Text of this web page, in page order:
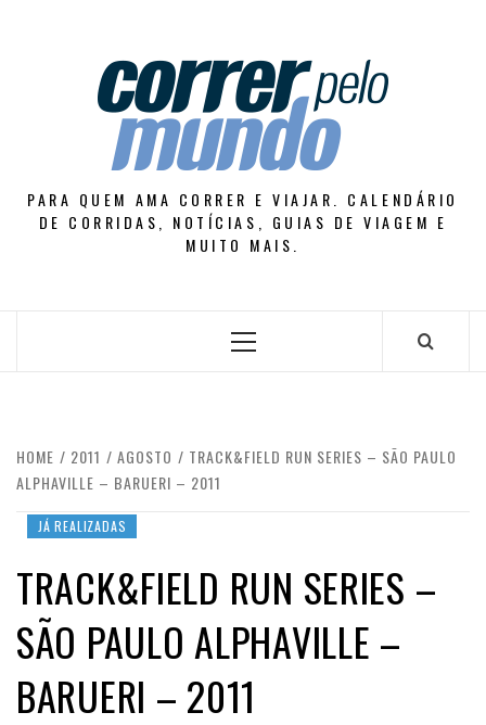
PARA QUEM AMA CORRER E VIAJAR. CALENDÁRIO
DE CORRIDAS, NOTÍCIAS, GUIAS DE VIAGEM E
MUITO MAIS.
Primary
HOME 2011 AGOSTO
TRACK&FIELD RUN SERIES – SÃO PAULO
ALPHAVILLE – BARUERI – 2011
JÁ REALIZADAS
TRACK&FIELD RUN SERIES –
SÃO PAULO ALPHAVILLE –
BARUERI – 2011